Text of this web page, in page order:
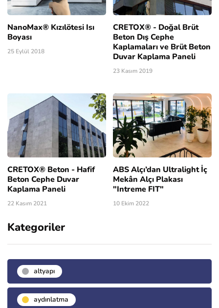
NanoMax® Kızılötesi Isı
Boyası
25 Eylül 2018
CRETOX® - Doğal Brüt
Beton Dış Cephe
Kaplamaları ve Brüt Beton
Duvar Kaplama Paneli
23 Kasım 2019
CRETOX® Beton - Hafif
Beton Cephe Duvar
Kaplama Paneli
22 Kasım 2021
ABS Alçı’dan Ultralight İç
Mekân Alçı Plakası
"Intreme FIT"
10 Ekim 2022
Kategoriler
altyapı
aydınlatma